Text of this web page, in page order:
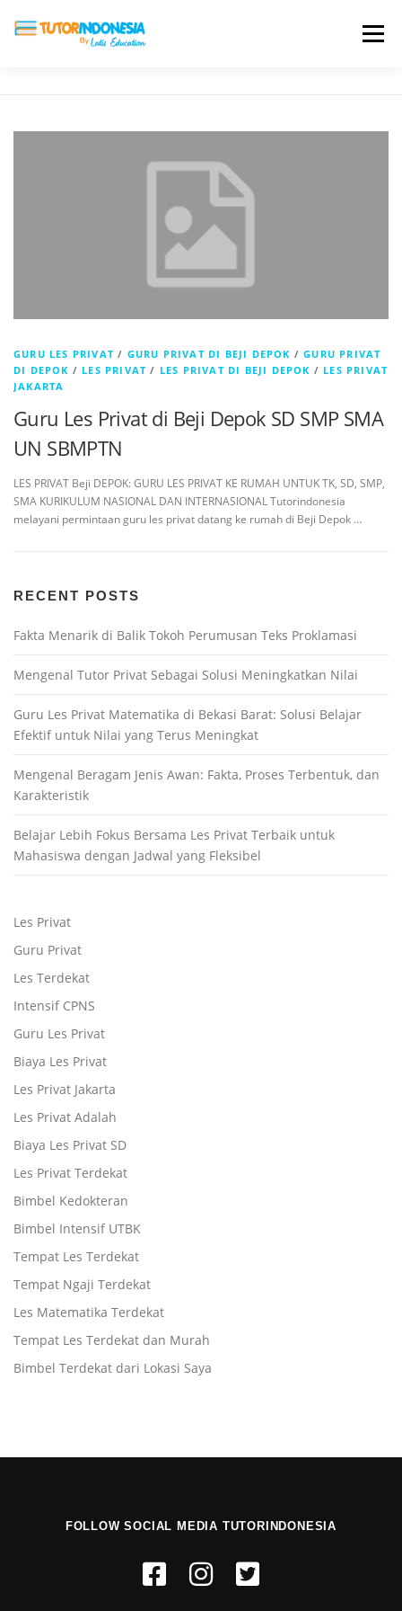
Menu
TESTIMONI PROFIL ALUMNI
DAFTAR SEKOLAH
GURU LES PRIVAT / GURU PRIVAT DI BEJI DEPOK /GURU PRIVAT
DI DEPOK / LES PRIVAT / LES PRIVAT DI BEJI DEPOK / LES PRIVAT
JAKARTA
Guru Les Privat di Beji Depok SD SMP SMA
UN SBMPTN
LES PRIVAT Beji DEPOK: GURU LES PRIVAT KE RUMAH UNTUK TK, SD, SMP,
SMA KURIKULUM NASIONAL DAN INTERNASIONAL Tutorindonesia
melayani permintaan guru les privat datang ke rumah di Beji Depok …
RECENT POSTS
Fakta Menarik di Balik Tokoh Perumusan Teks Proklamasi
Mengenal Tutor Privat Sebagai Solusi Meningkatkan Nilai
Guru Les Privat Matematika di Bekasi Barat: Solusi Belajar
Efektif untuk Nilai yang Terus Meningkat
Mengenal Beragam Jenis Awan: Fakta, Proses Terbentuk, dan
Karakteristik
Belajar Lebih Fokus Bersama Les Privat Terbaik untuk
Mahasiswa dengan Jadwal yang Fleksibel
Les Privat
Guru Privat
Les Terdekat
Intensif CPNS
Guru Les Privat
Biaya Les Privat
Les Privat Jakarta
Les Privat Adalah
Biaya Les Privat SD
Les Privat Terdekat
Bimbel Kedokteran
Bimbel Intensif UTBK
Tempat Les Terdekat
Tempat Ngaji Terdekat
Les Matematika Terdekat
Tempat Les Terdekat dan Murah
Bimbel Terdekat dari Lokasi Saya
FOLLOW SOCIAL MEDIA TUTORINDONESIA